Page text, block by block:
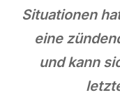
Situationen
eine
und kann